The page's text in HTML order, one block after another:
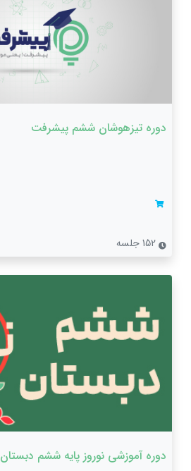
دوره تیزهوشان ششم پیشرفت
دوره آموزشی نوروز پایه ششم دبستان